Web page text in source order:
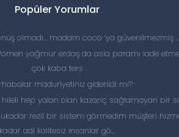
Popüler Yorumlar
olmadı… madam coco ‘ya güvenilmezmiş
yağmur erdaş da asla paramı iade
çok kaba ters
maduriyetiniz giderildi mi?
hep yalan olan kazanç sağlamayan bir
rezil bir sistem görmedim müşteri
kadar adi kalitesiz insanlar gö...